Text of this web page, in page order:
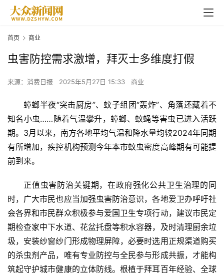
首页 商业
虫害防控需求激增，拜灭士多维度打假
来源：消费日报 2025年5月27日 15:33 商业
蟑螂半夜“突击厨房”、蚊子组团“轰炸”、角落还藏着不
知名小虫……随着气温攀升，蟑螂、蚊蝇等害虫已进入活跃
期。3月以来，南方各地平均气温和降水量均较2024年同期
有所增加，疾控机构预测今年本市蚊虫密度高峰期有可能提
前到来。
正值虫害防治关键期，在政府强化公共卫生治理的同
时，广大市民也应当加强虫害防治意识，各地爱卫办呼吁社
会各界和市民群众积极参与爱国卫生专项行动，建议市民定
期检查家中下水道、花盆托盘等积水容器，及时清理厨余垃
圾，安装纱窗纱门形成物理屏障，必要时选用正规渠道购买
的杀虫剂产品，唯有专业防控与全民参与形成共振，才能构
筑起守护城市健康的立体防线。根植于拜耳百年经验、全球